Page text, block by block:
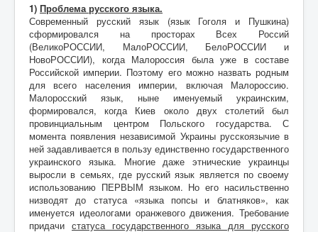
1) Проблема русского языка.
Современный русский язык (язык Гоголя и Пушкина)
сформировался на просторах Всех Россий
(ВеликоРОССИИ, МалоРОССИИ, БелоРОССИИ и
НовоРОССИИ), когда Малороссия была уже в составе
Российской империи. Поэтому его можно назвать родным
для всего населения империи, включая Малороссию.
Малоросский язык, ныне именуемый украинским,
формировался, когда Киев около двух столетий был
провинциальным центром Польского государства. С
момента появления независимой Украины русскоязычие в
ней задавливается в пользу единственно государственного
украинского языка. Многие даже этнические украинцы
выросли в семьях, где русский язык является по своему
использованию ПЕРВЫМ языком. Но его насильственно
низводят до статуса «языка попсы и блатняков», как
именуется идеологами оранжевого движения. Требование
придачи статуса государственного языка для русского